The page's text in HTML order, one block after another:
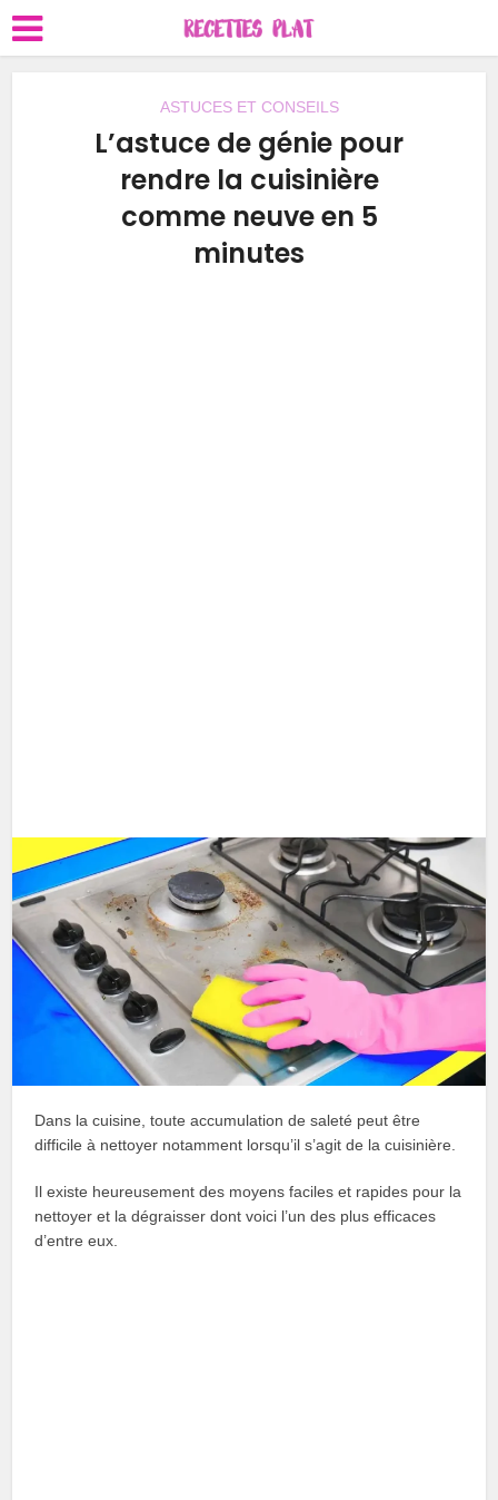
ASTUCES ET CONSEILS
L’astuce de génie pour
rendre la cuisinière
comme neuve en 5
minutes
Dans la cuisine, toute accumulation de saleté peut être
difficile à nettoyer notamment lorsqu’il s’agit de la cuisinière.
Il existe heureusement des moyens faciles et rapides pour la
nettoyer et la dégraisser dont voici l’un des plus efficaces
d’entre eux.